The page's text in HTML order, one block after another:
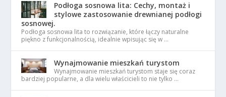
Podłoga sosnowa lita: Cechy, montaż i
stylowe zastosowanie drewnianej podłogi
sosnowej.
Podłoga sosnowa lita to rozwiązanie, które łączy naturalne
piękno z funkcjonalnością, idealnie wpisując się w …
Wynajmowanie mieszkań turystom
Wynajmowanie mieszkań turystom staje się coraz
bardziej popularne, a dla wielu właścicieli to nie tylko …